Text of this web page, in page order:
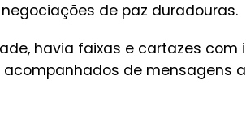
de paz duradouras.
havia faixas e cartazes com
acompanhados de mensagens